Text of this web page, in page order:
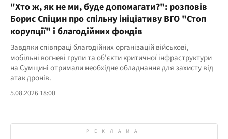
"Хто ж, як не ми, буде допомагати?": розповів
Борис Спіцин про спільну ініціативу ВГО "Стоп
корупції" і благодійних фондів
Завдяки співпраці благодійних організацій військові,
мобільні вогневі групи та об'єкти критичної інфраструктури
на Сумщині отримали необхідне обладнання для захисту від
атак дронів.
5.08.2026 18:00